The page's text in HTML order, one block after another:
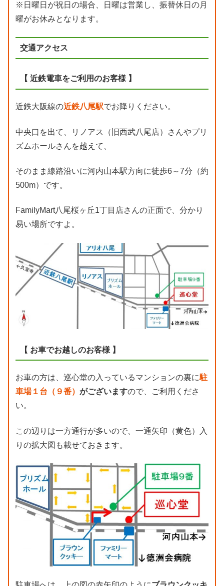
※日曜日が祝日の場合、日曜は営業し、振替休日の月
曜がお休みとなります。
交通アクセス
【 近鉄電車をご利用のお客様 】
近鉄大阪線の近鉄八尾駅でお降りください。
中央口を出て、リノアス（旧西武八尾店）さんやプリ
ズムホールさんを越えて、
そのまま線路沿いに河内山本駅方向に徒歩6～7分（約
500m）です。
FamilyMart八尾桜ヶ丘1丁目店さんの正面で、分かり
易い場所ですよ。
【 お車でお越しのお客様 】
お車の方は、巡心堂の入っているマンションの裏に駐
車場１台（９番） がございますので、ご利用くださ
い。
この辺りは一方通行が多いので、一通矢印（黄色）入
りの拡大図も載せておきます。